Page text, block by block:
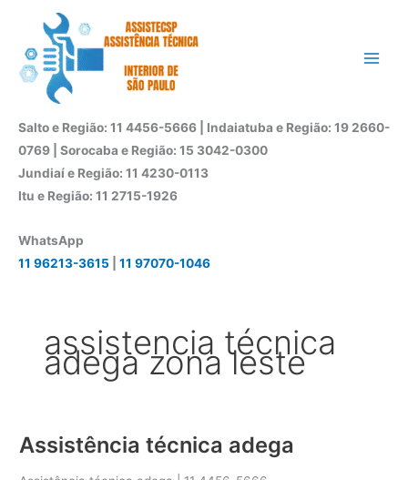
conteúdo
Salto e Região: 11 4456-5666 | Indaiatuba e Região: 19 2660-
0769 | Sorocaba e Região: 15 3042-0300
Jundiaí e Região: 11 4230-0113
Itu e Região: 11 2715-1926
WhatsApp
11 96213-3615
11 97070-1046
assistencia técnica
adega zona leste
Assistência técnica adega